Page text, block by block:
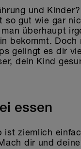
und
so gut wie gar
überhaupt
bekommt. Doch
gelingt es dir
dein Kind
essen
ist ziemlich
dir und